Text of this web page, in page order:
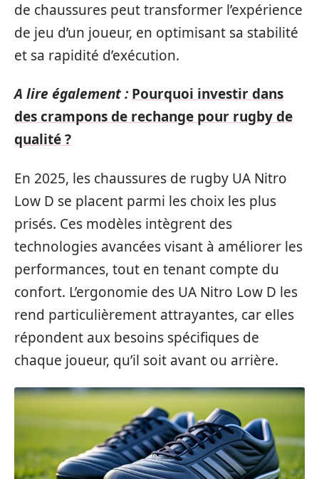
de chaussures peut transformer l’expérience
de jeu d’un joueur, en optimisant sa stabilité
et sa rapidité d’exécution.
A lire également : Pourquoi investir dans
des crampons de rechange pour rugby de
qualité ?
En 2025, les chaussures de rugby UA Nitro
Low D se placent parmi les choix les plus
prisés. Ces modèles intègrent des
technologies avancées visant à améliorer les
performances, tout en tenant compte du
confort. L’ergonomie des UA Nitro Low D les
rend particulièrement attrayantes, car elles
répondent aux besoins spécifiques de
chaque joueur, qu’il soit avant ou arrière.